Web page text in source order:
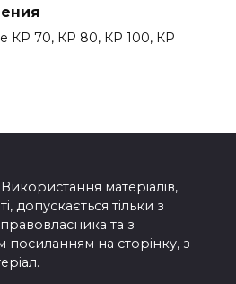
КР 70, КР 80, КР 100, КР
матеріалів,
допускається тільки з
та з
на сторінку, з